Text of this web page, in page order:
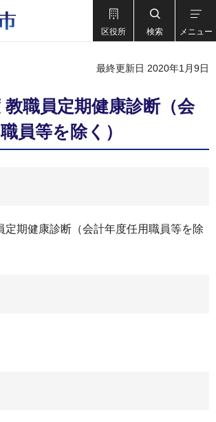
区役所 検索 メニュー
最終更新日 2020年1月9日
教職員定期健康診断（会
員等を除く）
定期健康診断（会計年度任用職員等を除